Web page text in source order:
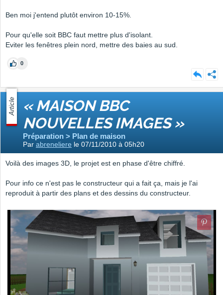
Ben moi j'entend plutôt environ 10-15%.
Pour qu'elle soit BBC faut mettre plus d'isolant.
Eviter les fenêtres plein nord, mettre des baies au sud.
0
Article « MAISON BBC
NOUVELLES IMAGES »
Préparation > Plan de maison
Par abreneliere le 07/11/2010 à 05h20
Voilà des images 3D, le projet est en phase d'être chiffré.
Pour info ce n'est pas le constructeur qui a fait ça, mais je l'ai
reproduit à partir des plans et des dessins du constructeur.